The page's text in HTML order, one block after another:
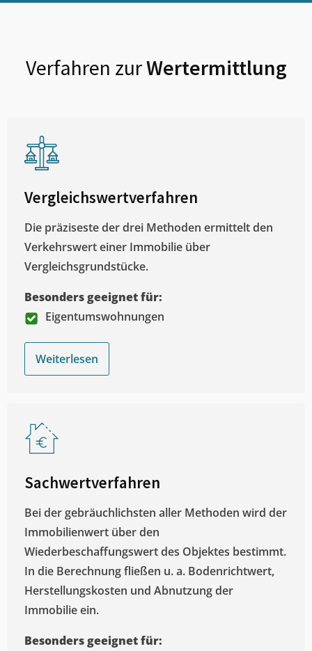
Verfahren zurWertermittlung
Vergleichswertverfahren
Die präziseste der drei Methoden ermittelt den
Verkehrswert einer Immobilie über
Vergleichsgrundstücke.
Besonders geeignet für:
Eigentumswohnungen
Weiterlesen
Sachwertverfahren
Bei der gebräuchlichsten aller Methoden wird der
Immobilienwert über den
Wiederbeschaffungswert des Objektes bestimmt.
In die Berechnung fließen u. a. Bodenrichtwert,
Herstellungskosten und Abnutzung der
Immobilie ein.
Besonders geeignet für: